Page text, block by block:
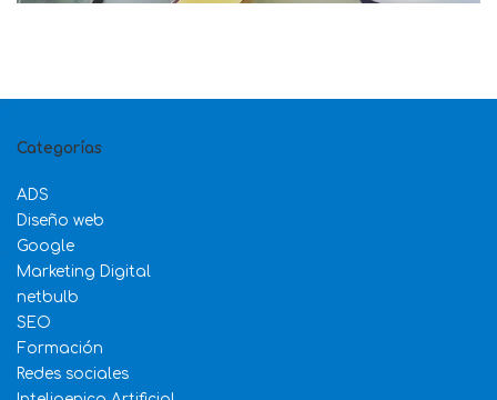
Categorías
ADS
Diseño web
Google
Marketing Digital
netbulb
SEO
Formación
Redes sociales